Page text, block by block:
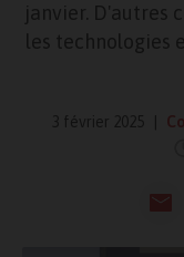
janvier. D'autres
les technologies
3 février 2025